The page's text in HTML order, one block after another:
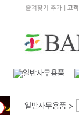
즐겨찾기 추가| 고객
일반사무용품 >